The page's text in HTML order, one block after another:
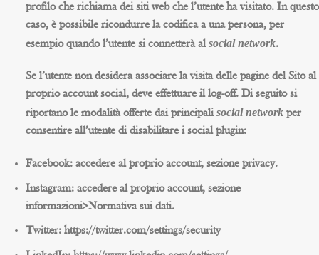
profilo che richiama dei siti web che l’utente ha visitato. In questo
caso, è possibile ricondurre la codifica a una persona, per
esempio quando l’utente si connetterà alsocial network.
Se l’utente non desidera associare la visita delle pagine del Sito al
proprio account social, deve effettuare il log-off. Di seguito si
riportano le modalità offerte dai principalisocial network per
consentire all’utente di disabilitare i social plugin:
Facebook: accedere al proprio account, sezione privacy.
Instagram: accedere al proprio account, sezione
informazioni>Normativa sui dati.
Twitter: https://twitter.com/settings/security